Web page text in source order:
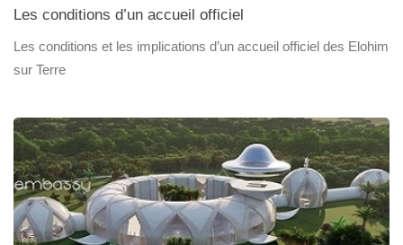
Les conditions d’un accueil officiel
Les conditions et les implications d’un accueil officiel des Elohim
sur Terre